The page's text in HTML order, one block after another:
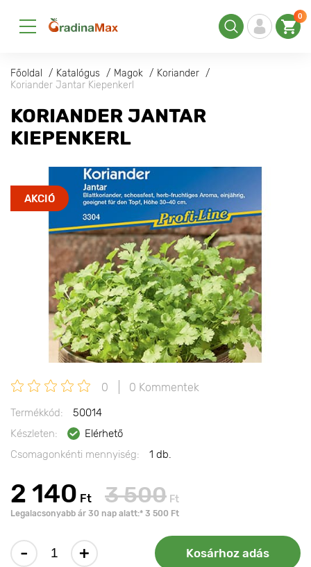
0
Főoldal Katalógus Magok
Koriander
Koriander Jantar Kiepenkerl
KORIANDER JANTAR
KIEPENKERL
AKCIÓ
0 0 Kommentek
Termékkód:
50014
Készleten:
Elérhető
Csomagonkénti mennyiség:
1 db.
2 140 Ft 3 500 Ft
Legalacsonyabb ár 30 nap alatt:* 3 500 Ft
- + Kosárhoz adás